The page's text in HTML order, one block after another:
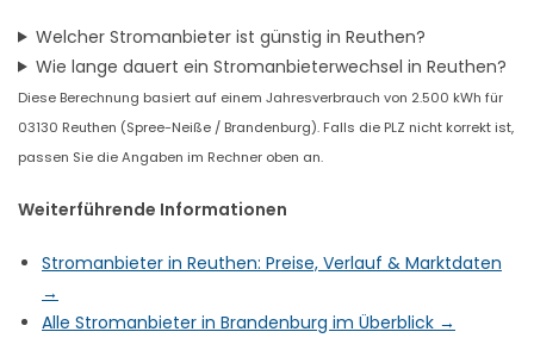
Welcher Stromanbieter ist günstig in Reuthen?
Wie lange dauert ein Stromanbieterwechsel in Reuthen?
Diese Berechnung basiert auf einem Jahresverbrauch von 2.500 kWh für
03130 Reuthen (Spree-Neiße / Brandenburg). Falls die PLZ nicht korrekt ist,
passen Sie die Angaben im Rechner oben an.
Weiterführende Informationen
Stromanbieter in Reuthen: Preise, Verlauf & Marktdaten
→
Alle Stromanbieter in Brandenburg im Überblick →